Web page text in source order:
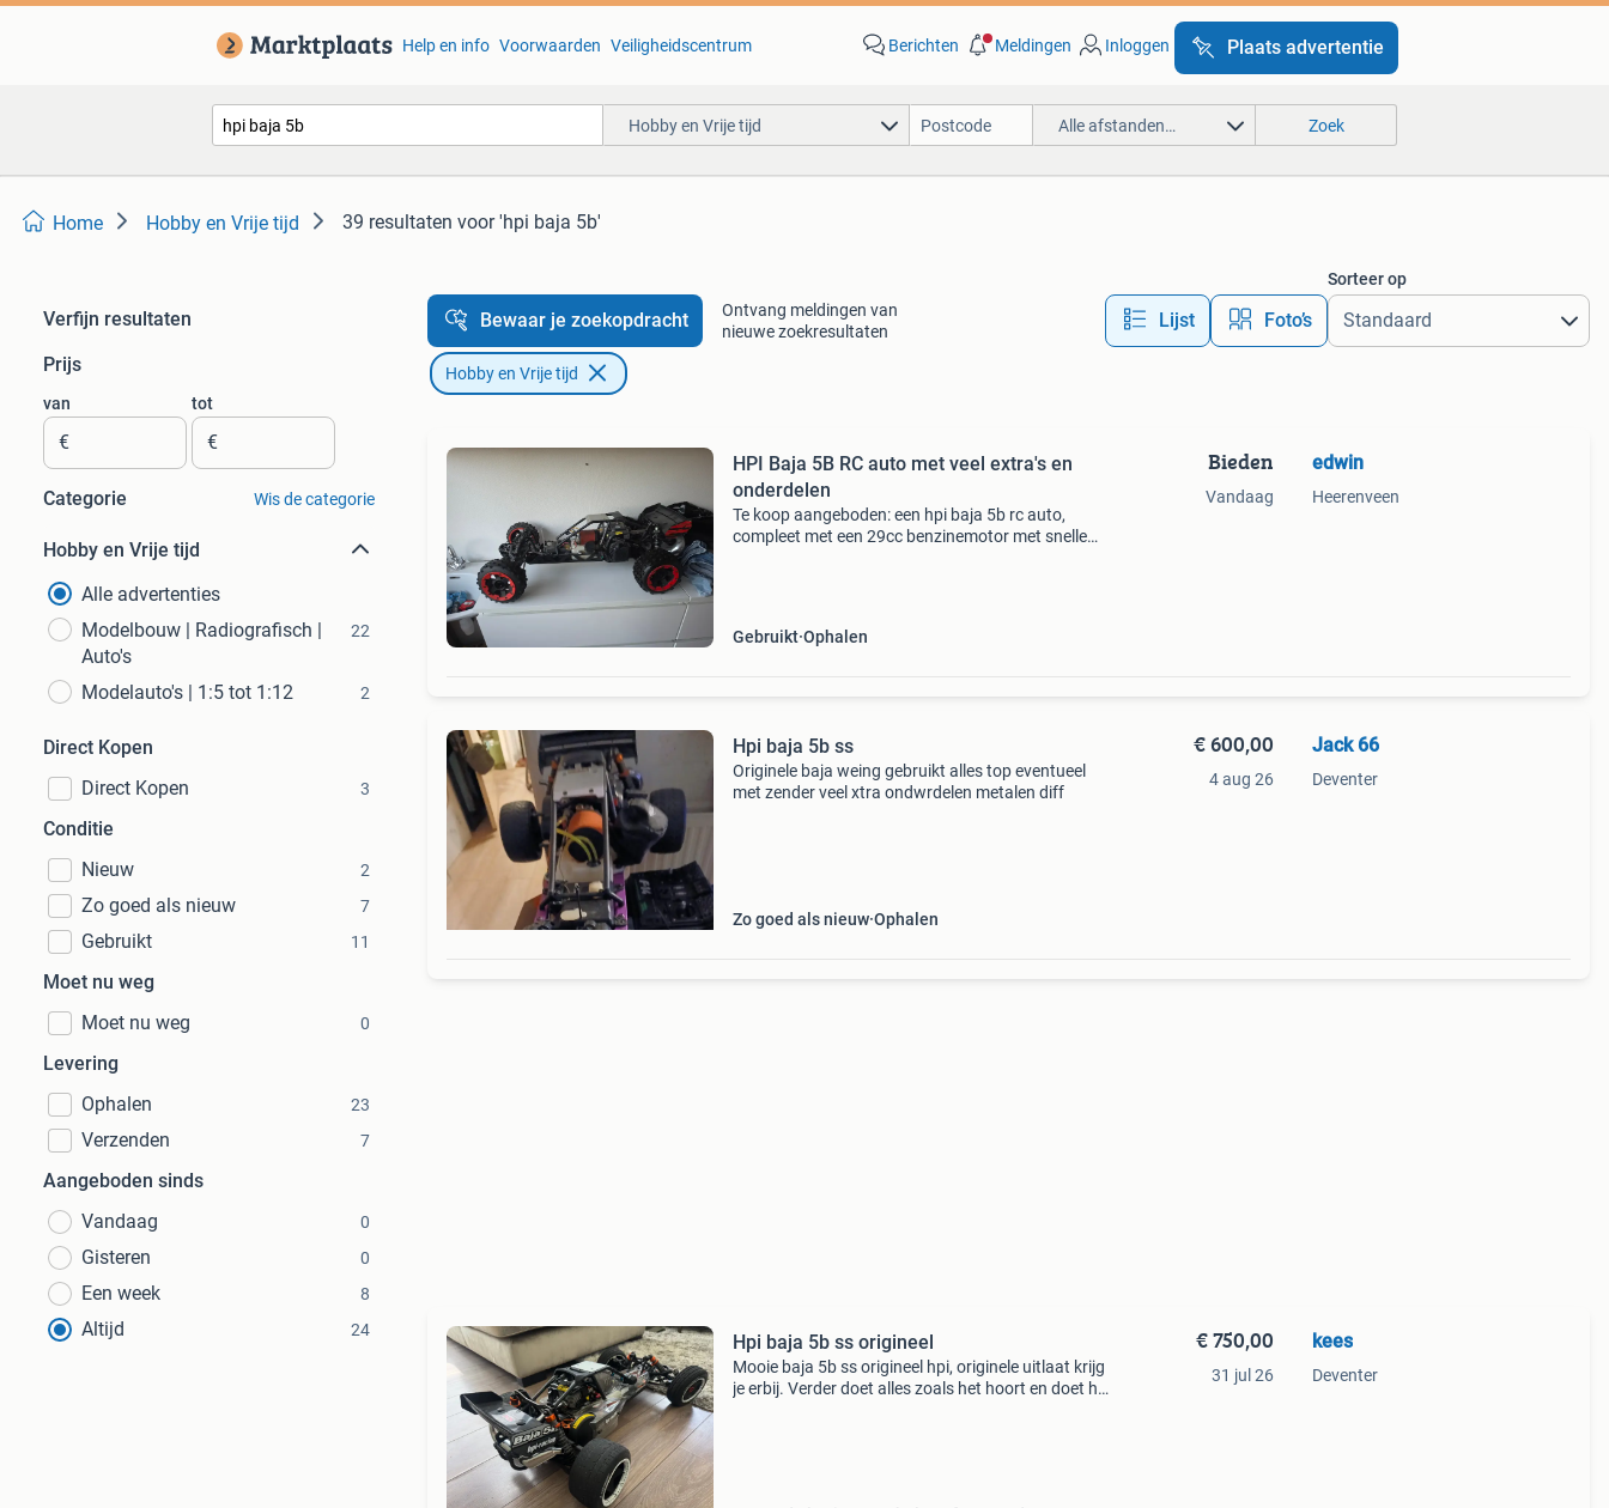
Help en info Voorwaarden Veiligheidscentrum Berichten Meldingen Inloggen Plaats advertentie
Hobby en Vrije tijd Alle afstanden… Zoek
Home Hobby en Vrije tijd 39 resultaten voor 'hpi baja 5b'
Verfijn resultaten
Prijs
van
€
tot
€
Categorie Wis de categorie
Hobby en Vrije tijd
Alle advertenties
Modelbouw | Radiografisch |
Auto's
22
Modelauto's | 1:5 tot 1:12 2
Direct Kopen
Direct Kopen
3
Conditie
Nieuw
2
Zo goed als nieuw 7
Gebruikt 11
Moet nu weg
Moet nu weg
0
Levering
Ophalen
23
Verzenden 7
Aangeboden sinds
Vandaag
0
Gisteren 0
Een week 8
Altijd 24
Bewaar je zoekopdracht
Ontvang meldingen van
nieuwe zoekresultaten
Lijst Foto’s
Sorteer op
Hobby en Vrije tijd
HPI Baja 5B RC auto met veel extra's en
onderdelen
Te koop aangeboden: een hpi baja 5b rc auto,
compleet met een 29cc benzinemotor met snelle
Gebruikt Ophalen
Bieden
Vandaag
edwin
Heerenveen
Hpi baja 5b ss
Originele baja weing gebruikt alles top eventueel
met zender veel xtra ondwrdelen metalen diff
Zo goed als nieuw Ophalen
€ 600,00
4 aug 26
Jack 66
Deventer
Hpi baja 5b ss origineel
Mooie baja 5b ss origineel hpi, originele uitlaat krijg
je erbij. Verder doet alles zoals het hoort en doet het
€ 750,00
31 jul 26
kees
Deventer